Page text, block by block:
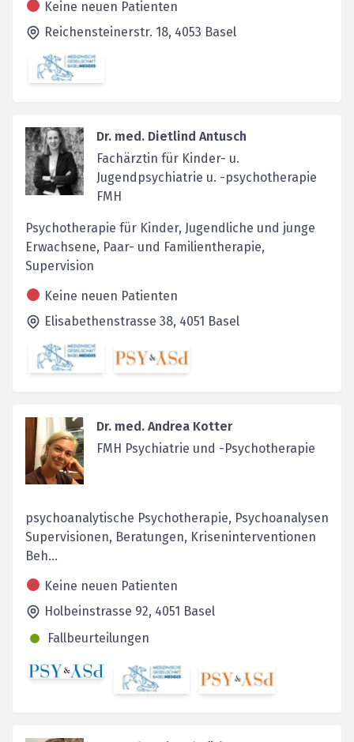
Keine neuen Patienten
Reichensteinerstr. 18, 4053 Basel
Dr. med. Dietlind Antusch
Fachärztin für Kinder- u.
Jugendpsychiatrie u. -psychotherapie
FMH
Psychotherapie für Kinder, Jugendliche und junge
Erwachsene, Paar- und Familientherapie,
Supervision
Keine neuen Patienten
Elisabethenstrasse 38, 4051 Basel
Dr. med. Andrea Kotter
FMH Psychiatrie und -Psychotherapie
psychoanalytische Psychotherapie, Psychoanalysen
Supervisionen, Beratungen, Kriseninterventionen
Beh...
Keine neuen Patienten
Holbeinstrasse 92, 4051 Basel
Fallbeurteilungen